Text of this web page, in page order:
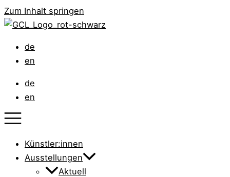
Zum Inhalt springen
de
en
de
en
Künstler:innen
Ausstellungen
Aktuell